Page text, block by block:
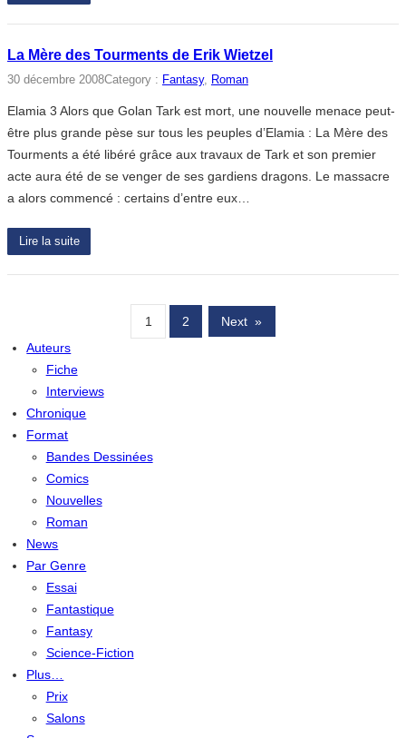
La Mère des Tourments de Erik Wietzel
30 décembre 2008Category : Fantasy, Roman
Elamia 3 Alors que Golan Tark est mort, une nouvelle menace peut-
être plus grande pèse sur tous les peuples d’Elamia : La Mère des
Tourments a été libéré grâce aux travaux de Tark et son premier
acte aura été de se venger de ses gardiens dragons. Le massacre
a alors commencé : certains d’entre eux…
Lire la suite
1 2 Next »
Auteurs
Fiche
Interviews
Chronique
Format
Bandes Dessinées
Comics
Nouvelles
Roman
News
Par Genre
Essai
Fantastique
Fantasy
Science-Fiction
Plus…
Prix
Salons